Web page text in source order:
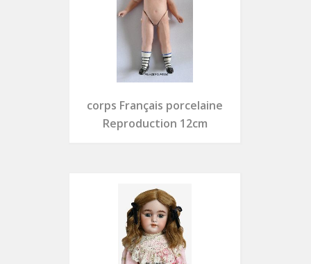
corps Français porcelaine
Reproduction 12cm